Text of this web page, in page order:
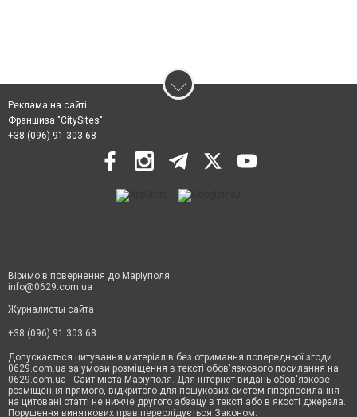
Реклама на сайті
Франшиза "CitySites"
+38 (096) 91 303 68
Віримо в повернення до Маріуполя
info@0629.com.ua
Журналисты сайта
+38 (096) 91 303 68
Допускається цитування матеріалів без отримання попередньої згоди
0629.com.ua за умови розміщення в тексті обов'язкового посилання на
0629.com.ua - Сайт міста Маріуполя. Для інтернет-видань обов'язкове
розміщення прямого, відкритого для пошукових систем гіперпосилання
на цитовані статті не нижче другого абзацу в тексті або в якості джерела.
Порушення виняткових прав переслідується Законом.